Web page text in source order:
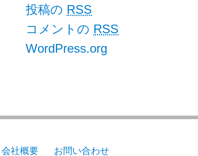
投稿の RSS
コメントの RSS
WordPress.org
会社概要 お問い合わせ